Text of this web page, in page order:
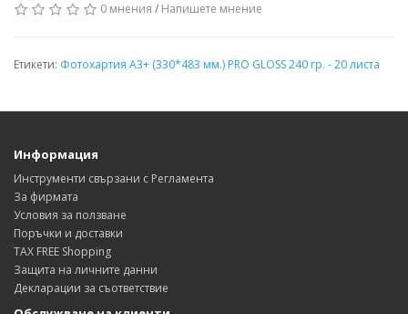
0 мнения / Напишете мнение
Етикети: Фотохартия А3+ (330*483 мм.) PRO GLOSS 240 гр. - 20 листа
Информация
Инструменти свързани с Регламента
За фирмата
Условия за ползване
Поръчки и доставки
TAX FREE Shopping
Защита на личните данни
Декларации за съответствие